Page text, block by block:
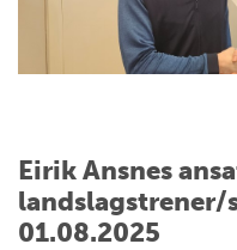
Eirik Ansnes
01.08.2025